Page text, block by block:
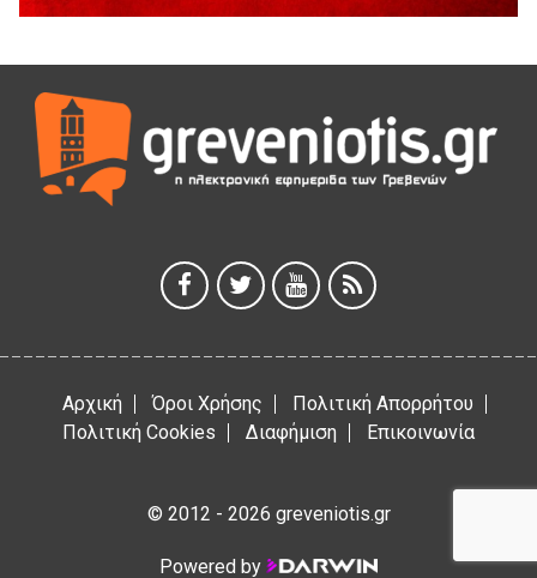
ΕΥΧΑΡΙΣΤΙΕΣ Φυσιολατρικού Συλλόγου Γρεβενών
4 Αυγούστου 2026
Έκτακτη χρηματοδότηση 400.000€ για επιπλέον εργασίες
Αρχική Όροι Χρήσης
Πολιτική Απορρήτου
Πολιτική Cookies
Διαφήμιση Επικοινωνία
© 2012 - 2026 greveniotis.gr
Powered by